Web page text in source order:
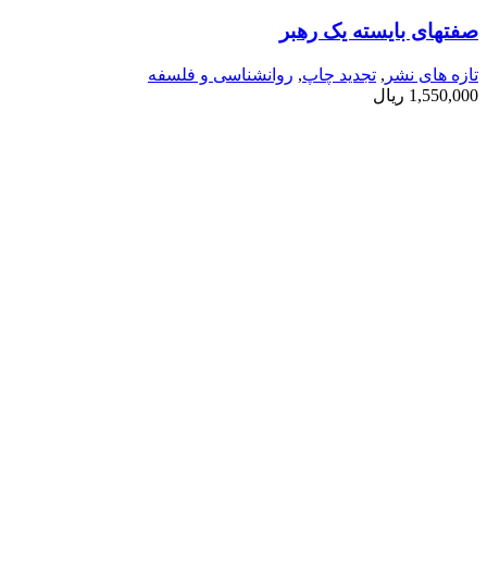
صفتهای بایسته یک رهبر
تازه های نشر , تجدید چاپ, روانشناسی و فلسفه
1,550,000 ریال